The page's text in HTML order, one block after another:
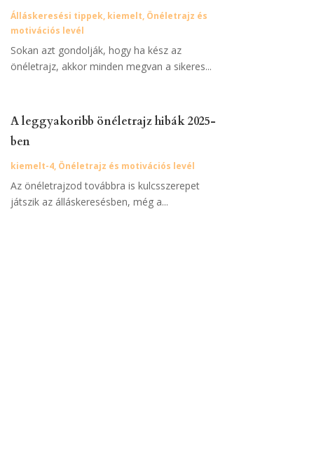
Álláskeresési tippek, kiemelt, Önéletrajz és
motivációs levél
Sokan azt gondolják, hogy ha kész az
önéletrajz, akkor minden megvan a sikeres...
A leggyakoribb önéletrajz hibák 2025-
ben
kiemelt-4, Önéletrajz és motivációs levél
Az önéletrajzod továbbra is kulcsszerepet
játszik az álláskeresésben, még a...